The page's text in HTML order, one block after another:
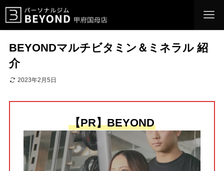
BEYONDマルチビタミン＆ミネラル 紹
介
2023年2月5日
【PR】BEYOND